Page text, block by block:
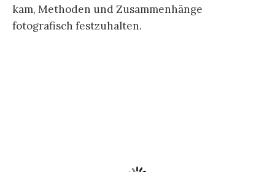
kam, Methoden und Zusammenhänge
fotografisch festzuhalten.